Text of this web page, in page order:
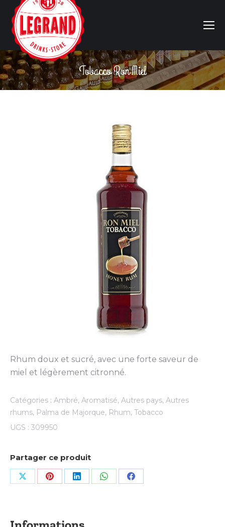
Tobacco Ron Miel
Vous êtes ici :
Rhum doux et sucré, avec une forte saveur de
miel et légèrement citronné.
Catégories : Ambré, Aromatisé, Autres pays, Autres
rhums, Palma de Majorque, Rhum, Tobacco
UGS : 309950
Partager ce produit
Share Share Share Share Share